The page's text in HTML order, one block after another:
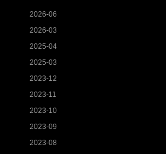
2026-06
2026-03
2025-04
2025-03
2023-12
2023-11
2023-10
2023-09
2023-08